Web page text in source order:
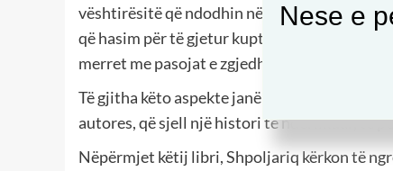
vështirësitë që ndodhin në marrëdhëniet
që hasim për të gjetur kuptimin në jetë. Libri
merret me pasojat e zgjedhjeve dhe si ato
Të gjitha këto aspekte janë të shprehura në
autores, që sjell një histori të ndërlikuar, të
Nëpërmjet këtij libri, Shpoljariq kërkon të
Nese e